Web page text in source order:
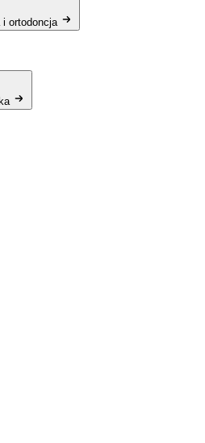
ortodoncja